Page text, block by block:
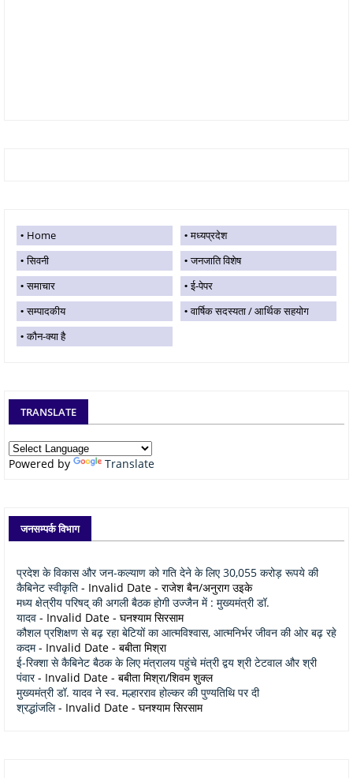
Home
मध्यप्रदेश
सिवनी
जनजाति विशेष
समाचार
ई-पेपर
सम्पादकीय
वार्षिक सदस्यता / आर्थिक सहयोग
कौन-क्या है
TRANSLATE
Powered by Translate
जनसम्पर्क विभाग
प्रदेश के विकास और जन-कल्याण को गति देने के लिए 30,055 करोड़ रूपये की
कैबिनेट स्वीकृति - Invalid Date - राजेश बैन/अनुराग उइके
मध्य क्षेत्रीय परिषद् की अगली बैठक होगी उज्जैन में : मुख्यमंत्री डॉ.
यादव - Invalid Date - घनश्याम सिरसाम
कौशल प्रशिक्षण से बढ़ रहा बेटियों का आत्मविश्वास, आत्मनिर्भर जीवन की ओर बढ़ रहे
कदम- Invalid Date - बबीता मिश्रा
ई-रिक्शा से कैबिनेट बैठक के लिए मंत्रालय पहुंचे मंत्री द्वय श्री टेटवाल और श्री
पंवार- Invalid Date - बबीता मिश्रा/शिवम शुक्ल
मुख्यमंत्री डॉ. यादव ने स्व. मल्हारराव होल्कर की पुण्यतिथि पर दी
श्रद्धांजलि- Invalid Date - घनश्याम सिरसाम